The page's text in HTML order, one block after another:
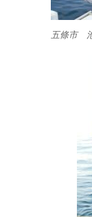
五條市